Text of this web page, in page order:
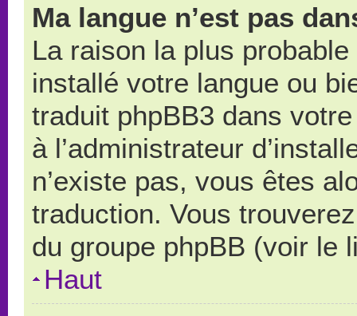
Ma langue n’est pas
La raison la plus probable
installé votre langue ou
traduit phpBB3 dans
à l’administrateur
n’existe pas, vous êtes
traduction. Vous
du groupe phpBB (voir le
Haut